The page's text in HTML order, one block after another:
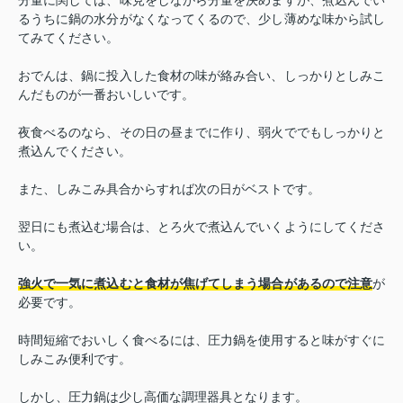
るうちに鍋の水分がなくなってくるので、少し薄めな味から試し
てみてください。
おでんは、鍋に投入した食材の味が絡み合い、しっかりとしみこ
んだものが一番おいしいです。
夜食べるのなら、その日の昼までに作り、弱火ででもしっかりと
煮込んでください。
また、しみこみ具合からすれば次の日がベストです。
翌日にも煮込む場合は、とろ火で煮込んでいくようにしてくださ
い。
強火で一気に煮込むと食材が焦げてしまう場合があるので注意が
必要です。
時間短縮でおいしく食べるには、圧力鍋を使用すると味がすぐに
しみこみ便利です。
しかし、圧力鍋は少し高価な調理器具となります。